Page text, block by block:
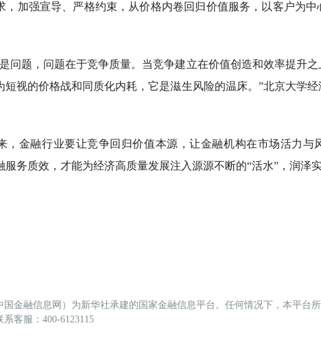
，加强宣导、严格约束，从价格内卷回归价值服务，以客户为
问题，问题在于竞争质量。当竞争建立在价值创造和效率提升
短视的价格战和同质化内耗，它是滋生风险的温床。”北京大学
，金融行业要让竞争回归价值本源，让金融机构在市场活力与
服务质效，才能为经济高质量发展注入源源不断的“活水”，润泽
国金融信息网）为新华社承建的国家金融信息平台。任何情况下，本平台
客服：400-6123115